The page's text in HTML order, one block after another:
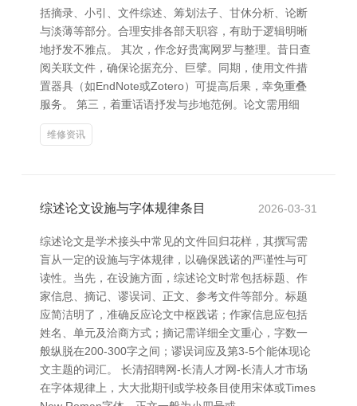
括摘录、小引、文件综述、筹划法子、甘休分析、论断
与淡薄等部分。合理安排各部天职容，有助于逻辑明晰
地抒发不雅点。 其次，作念好贵寓网罗与整理。昔日查
阅关联文件，确保论据充分、巨擘。同期，使用文件措
置器具（如EndNote或Zotero）可提高后果，幸免重叠
服务。 第三，着重话语抒发与步地范例。论文需用细
维修资讯
综述论文设施与字体规律条目 2026-03-31
综述论文是学术接头中常见的文件回归花样，其撰写需
盲从一定的设施与字体规律，以确保践诺的严谨性与可
读性。当先，在设施方面，综述论文时常包括标题、作
家信息、摘记、谬误词、正文、参考文件等部分。标题
应简洁明了，准确反应论文中枢践诺；作家信息应包括
姓名、单元及洽商方式；摘记需详细全文重心，字数一
般纵脱在200-300字之间；谬误词应及第3-5个能体现论
文主题的词汇。 长清招聘网-长清人才网-长清人才市场
在字体规律上，大大批期刊或学校条目使用宋体或Times